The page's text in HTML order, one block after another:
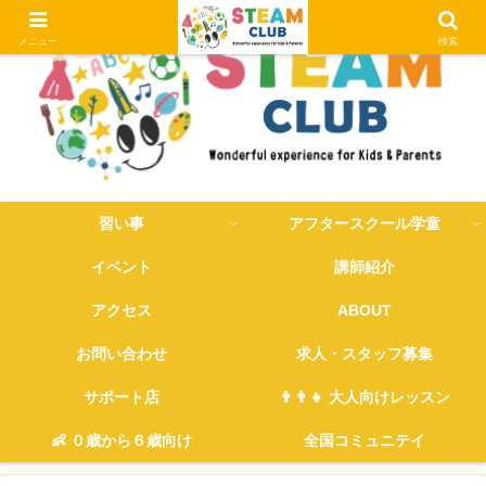
習い事 アフタースクール学童
イベント 講師紹介
アクセス ABOUT
お問い合わせ 求人・スタッフ募集
サポート店 👨‍👨‍👧 大人向けレッスン
👶 ０歳から６歳向け 全国コミュニテイ
メニュー 検索